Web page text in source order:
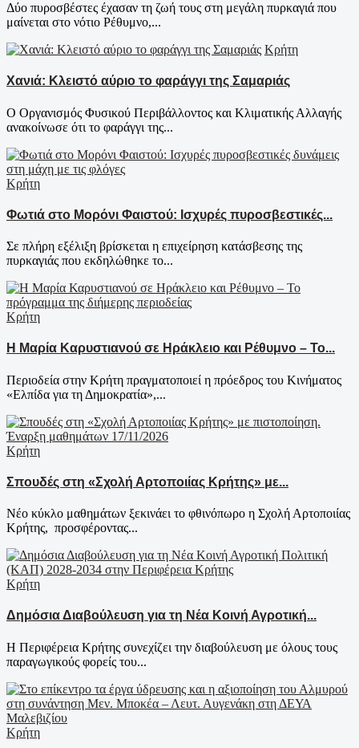
Δύο πυροσβέστες έχασαν τη ζωή τους στη μεγάλη πυρκαγιά που
μαίνεται στο νότιο Ρέθυμνο,...
Κρήτη
Χανιά: Κλειστό αύριο το φαράγγι της Σαμαριάς
Ο Οργανισμός Φυσικού Περιβάλλοντος και Κλιματικής Αλλαγής
ανακοίνωσε ότι το φαράγγι της...
Κρήτη
Φωτιά στο Μορόνι Φαιστού: Ισχυρές πυροσβεστικές...
Σε πλήρη εξέλιξη βρίσκεται η επιχείρηση κατάσβεσης της
πυρκαγιάς που εκδηλώθηκε το...
Κρήτη
Η Μαρία Καρυστιανού σε Ηράκλειο και Ρέθυμνο – Το...
Περιοδεία στην Κρήτη πραγματοποιεί η πρόεδρος του Κινήματος
«Ελπίδα για τη Δημοκρατία»,...
Κρήτη
Σπουδές στη «Σχολή Αρτοποιίας Κρήτης» με...
Νέο κύκλο μαθημάτων ξεκινάει το φθινόπωρο η Σχολή Αρτοποιίας
Κρήτης, προσφέροντας...
Κρήτη
Δημόσια Διαβούλευση για τη Νέα Κοινή Αγροτική...
Η Περιφέρεια Κρήτης συνεχίζει την διαβούλευση με όλους τους
παραγωγικούς φορείς του...
Κρήτη